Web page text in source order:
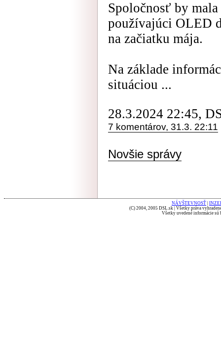
Spoločnosť by
používajúci OLED
na začiatku mája.
Na základe
situáciou ...
28.3.2024 22:45,
7 komentárov, 31.3. 22:11
Novšie správy
NÁVŠTEVNOSŤ
(C) 2004, 2005 DSL.sk | Všetky práva
Všetky uvedené informácie sú